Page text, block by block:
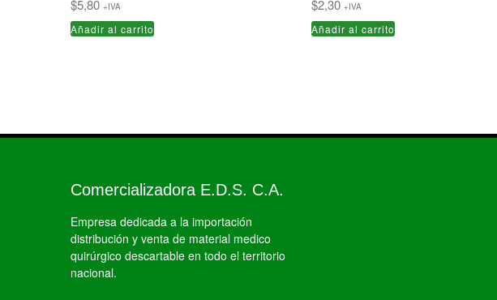
$5,80 +IVA
Añadir al carrito
$2,30 +IVA
Añadir al carrito
Comercializadora E.D.S. C.A.
Empresa dedicada a la importación
distribución y venta de material medico
quirúrgico descartable en todo el territorio
nacional.